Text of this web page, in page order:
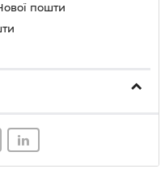
пошти